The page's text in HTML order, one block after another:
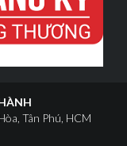
Tân Phú, HCM